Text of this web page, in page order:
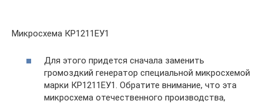
Микросхема КР1211ЕУ1
Для этого придется сначала заменить
громоздкий генератор специальной микросхемой
марки КР1211ЕУ1. Обратите внимание, что эта
микросхема отечественного производства,